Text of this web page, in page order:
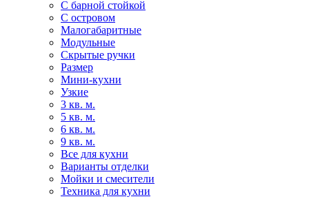
С барной стойкой
С островом
Малогабаритные
Модульные
Скрытые ручки
Размер
Мини-кухни
Узкие
3 кв. м.
5 кв. м.
6 кв. м.
9 кв. м.
Все для кухни
Варианты отделки
Мойки и смесители
Техника для кухни